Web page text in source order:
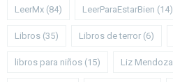
LeerMx (84) LeerParaEstarBien (14)
Libros (35) Libros de terror (6)
libros para niños (15) Liz Mendoza